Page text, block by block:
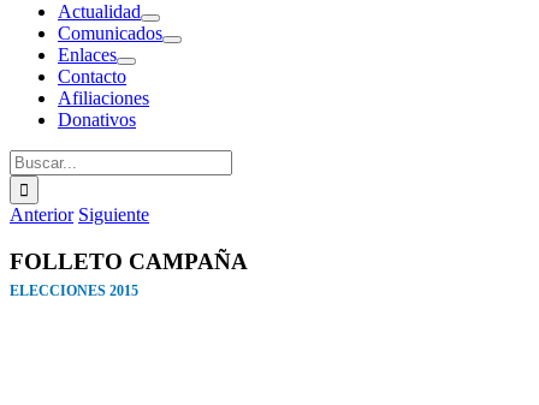
Actualidad
Comunicados
Enlaces
Contacto
Afiliaciones
Donativos
Buscar:
Anterior Siguiente
FOLLETO CAMPAÑA
ELECCIONES 2015